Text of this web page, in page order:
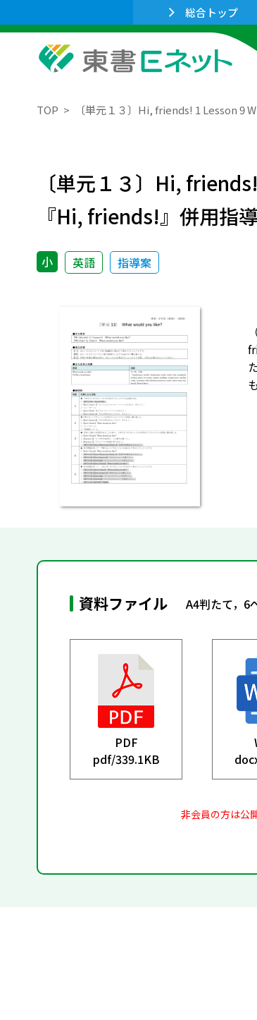
総合トップ
TOP 〔単元１３〕Hi, friends! 1 Lesson 9
〔単元１３〕Hi,
『Hi, friends!』併用指導
小 英語 指導案
資料ファイル A4判たて，6
PDF
pdf/339.1KB
非会員の方は公